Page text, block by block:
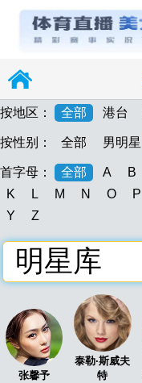
26abc
按地区： 全部 港台
按性别： 全部 男明星
首字母： 全部 A B
K
L M N O P
Y
Z
明星库
张馨予
泰勒·斯威夫
特